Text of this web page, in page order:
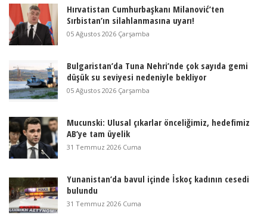
Hırvatistan Cumhurbaşkanı Milanović’ten
Sırbistan’ın silahlanmasına uyarı!
05 Ağustos 2026 Çarşamba
Bulgaristan’da Tuna Nehri’nde çok sayıda gemi
düşük su seviyesi nedeniyle bekliyor
05 Ağustos 2026 Çarşamba
Mucunski: Ulusal çıkarlar önceliğimiz, hedefimiz
AB’ye tam üyelik
31 Temmuz 2026 Cuma
Yunanistan’da bavul içinde İskoç kadının cesedi
bulundu
31 Temmuz 2026 Cuma